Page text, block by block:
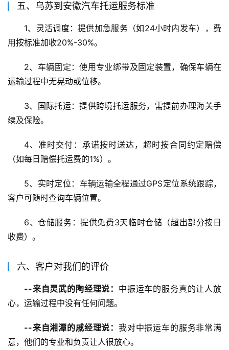
五、乌苏到安徽汽车托运服务标准
1、灵活调度：提供加急服务（如24小时内发车），费
用按标准加收20%-30%。
2、车辆固定：使用专业绑带及固定装置，确保车辆在
运输过程中无晃动或位移。
3、国际托运：提供跨境托运服务，需提前办理海关手
续及保险。
4、准时交付：承诺按时送达，超时按合同约定赔偿
（如每日赔偿托运费的1%）。
5、实时定位：车辆运输全程通过GPS定位系统跟踪，
客户可随时查询车辆位置。
6、仓储服务：提供免费3天临时仓储（超出部分按日
收费）。
六、客户对我们的评价
--来自灵武的陶经理说： 中振运车的服务真的让人放
心，运输过程中没有任何问题。
--来自湘潭的戚经理说： 我对中振运车的服务非常满
意，他们的专业和负责让人很放心。